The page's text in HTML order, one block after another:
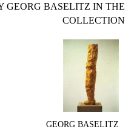
GEORG BASELITZ IN THE
COLLECTION
GEORG BASELITZ